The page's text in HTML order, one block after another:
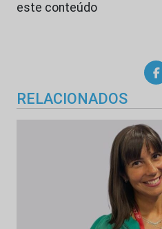
este conteúdo
RELACIONADOS